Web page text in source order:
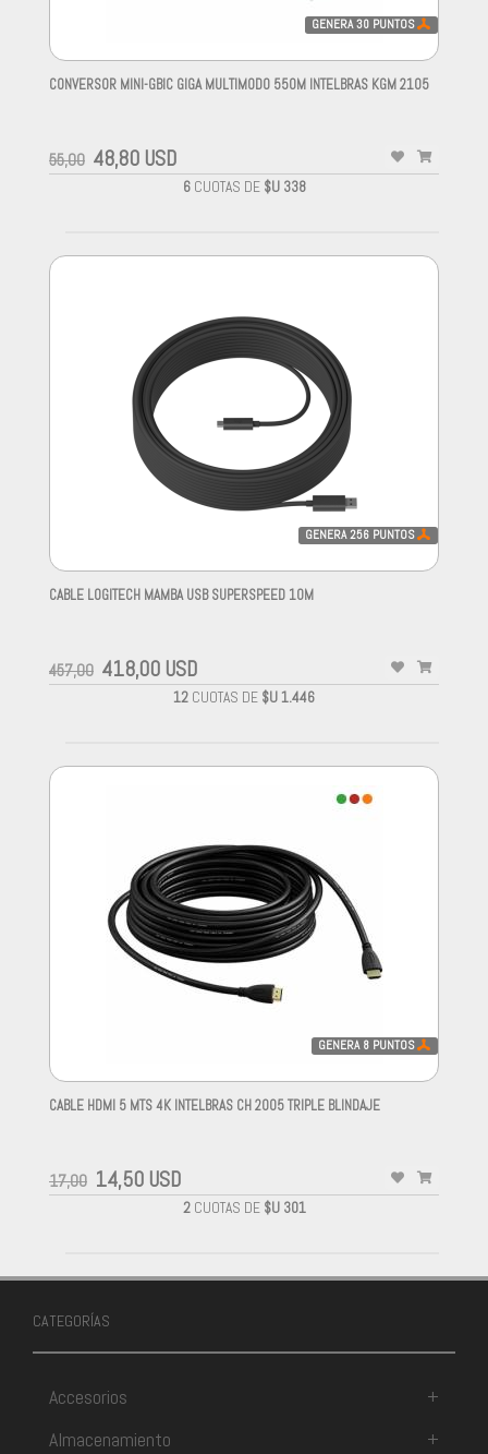
GENERA30 PUNTOS
CONVERSOR MINI-GBIC GIGA MULTIMODO 550M INTELBRAS KGM 2105
55,00 48,80 USD
6CUOTAS DE $U 338
GENERA256 PUNTOS
CABLE LOGITECH MAMBA USB SUPERSPEED 10M
457,00 418,00 USD
12 CUOTAS DE $U 1.446
GENERA 8 PUNTOS
CABLE HDMI 5 MTS 4K INTELBRAS CH 2005 TRIPLE BLINDAJE
17,00 14,50 USD
2CUOTAS DE $U 301
CATEGORÍAS
Accesorios
+
Almacenamiento
+